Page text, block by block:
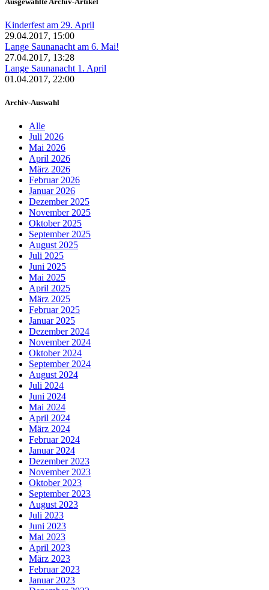
Kinderfest am 29. April
29.04.2017, 15:00
Lange Saunanacht am 6. Mai!
27.04.2017, 13:28
Lange Saunanacht 1. April
01.04.2017, 22:00
Archiv-Auswahl
Alle
Juli 2026
Mai 2026
April 2026
März 2026
Februar 2026
Januar 2026
Dezember 2025
November 2025
Oktober 2025
September 2025
August 2025
Juli 2025
Juni 2025
Mai 2025
April 2025
März 2025
Februar 2025
Januar 2025
Dezember 2024
November 2024
Oktober 2024
September 2024
August 2024
Juli 2024
Juni 2024
Mai 2024
April 2024
März 2024
Februar 2024
Januar 2024
Dezember 2023
November 2023
Oktober 2023
September 2023
August 2023
Juli 2023
Juni 2023
Mai 2023
April 2023
März 2023
Februar 2023
Januar 2023